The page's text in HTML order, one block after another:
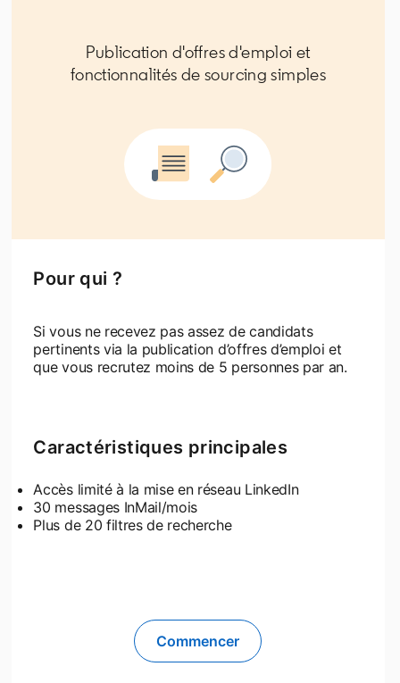
Publication d'offres d'emploi et
fonctionnalités de sourcing simples
Pour qui ?
Si vous ne recevez pas assez de candidats
pertinents via la publication d’offres d’emploi et
que vous recrutez moins de 5 personnes par an.
Caractéristiques principales
Accès limité à la mise en réseau LinkedIn
30 messages InMail/mois
Plus de 20 filtres de recherche
Commenceropens in a new tab